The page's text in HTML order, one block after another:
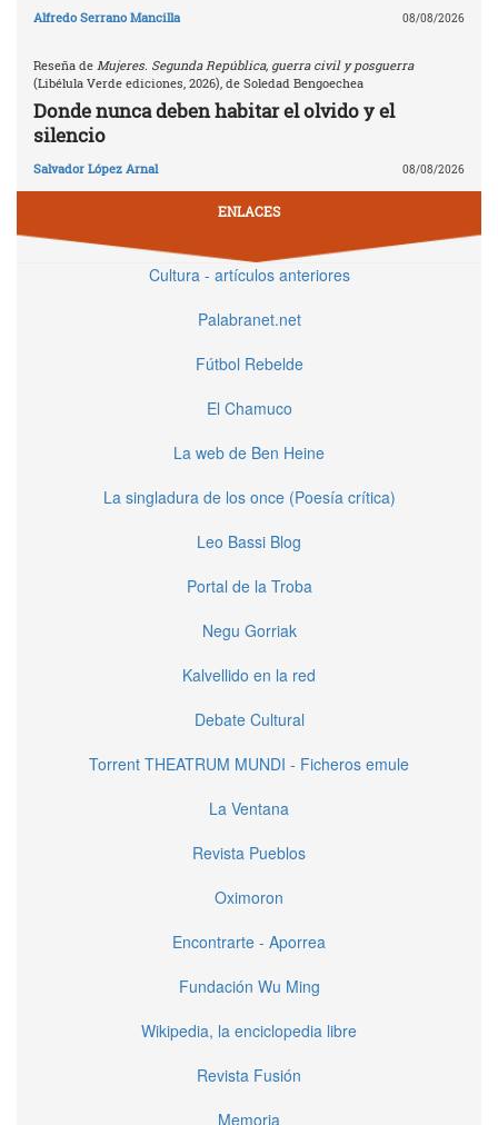
Alfredo Serrano Mancilla 08/08/2026
Reseña de Mujeres. Segunda República, guerra civil y posguerra
(Libélula Verde ediciones, 2026), de Soledad Bengoechea
Donde nunca deben habitar el olvido y el
silencio
Salvador López Arnal 08/08/2026
ENLACES
Cultura - artículos anteriores
Palabranet.net
Fútbol Rebelde
El Chamuco
La web de Ben Heine
La singladura de los once (Poesía crítica)
Leo Bassi Blog
Portal de la Troba
Negu Gorriak
Kalvellido en la red
Debate Cultural
Torrent THEATRUM MUNDI - Ficheros emule
La Ventana
Revista Pueblos
Oximoron
Encontrarte - Aporrea
Fundación Wu Ming
Wikipedia, la enciclopedia libre
Revista Fusión
Memoria